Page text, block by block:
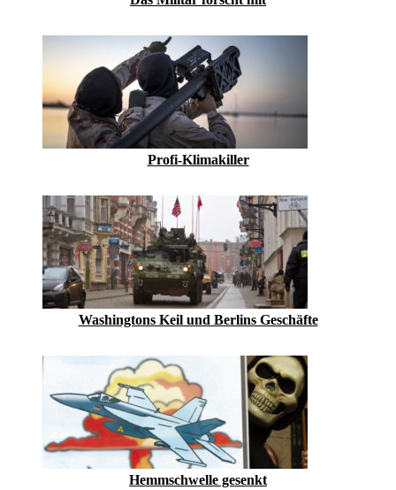
Profi-Klimakiller
Washingtons Keil und Berlins Geschäfte
Hemmschwelle gesenkt